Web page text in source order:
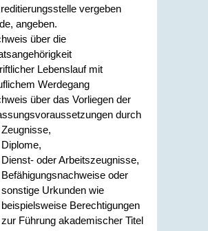
vergeben
angeben.
über die
Lebenslauf mit
Werdegang
über das Vorliegen der
durch
Zeugnisse,
Diplome,
Dienst- oder Arbeitszeugnisse,
Befähigungsnachweise oder
sonstige Urkunden wie
beispielsweise Berechtigungen
zur Führung akademischer Titel